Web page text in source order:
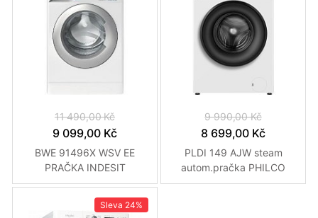
11 490,00 Kč
9 099,00 Kč
BWE 91496X WSV EE
PRAČKA INDESIT
9 990,00 Kč
8 699,00 Kč
PLDI 149 AJW steam
autom.pračka PHILCO
Sleva 24%